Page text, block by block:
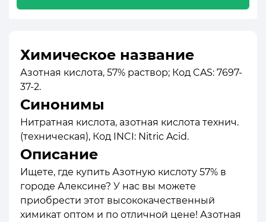
Химическое название
Азотная кислота, 57% раствор; Код CAS: 7697-
37-2.
Синонимы
Нитратная кислота, азотная кислота технич.
(техническая), Код INCI: Nitric Acid.
Описание
Ищете, где купить Азотную кислоту 57% в
городе Алексине? У нас вы можете
приобрести этот высококачественный
химикат оптом и по отличной цене! Азотная